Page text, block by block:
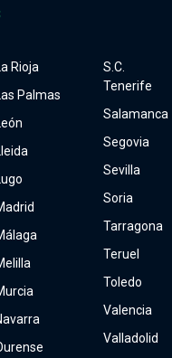
Rioja
Palmas
S.C.
Tenerife
Salamanca
Segovia
Sevilla
Soria
Tarragona
Teruel
Toledo
Valencia
Valladolid